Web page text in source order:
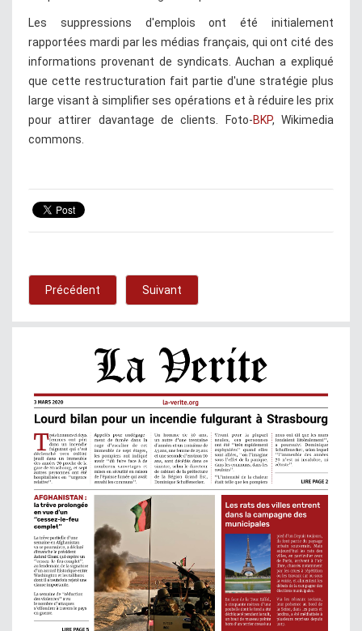
Les suppressions d'emplois ont été initialement
rapportées mardi par les médias français, qui ont cité des
informations provenant de syndicats. Auchan a expliqué
que cette restructuration fait partie d'une stratégie plus
large visant à simplifier ses opérations et à réduire les prix
pour attirer davantage de clients. Foto-BKP, Wikimedia
commons.
Précédent Suivant